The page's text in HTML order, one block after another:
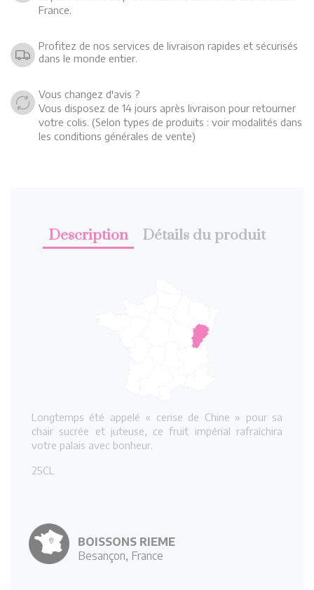
France.
Profitez de nos services de livraison rapides et sécurisés
dans le monde entier.
Vous changez d'avis ?
Vous disposez de 14 jours après livraison pour retourner
votre colis. (Selon types de produits : voir modalités dans
les conditions générales de vente)
Description Détails du produit
Longtemps été appelé « cerise de Chine » pour sa
chair sucrée et juteuse, ce fruit impérial rafraîchira
votre palais avec bonheur.
25CL
BOISSONS RIEME
Besançon, France